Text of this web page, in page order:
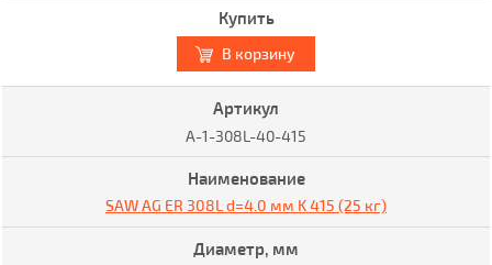
В корзину
A-1-308L-40-415
SAW AG ER 308L d=4.0 мм K 415 (25 кг)